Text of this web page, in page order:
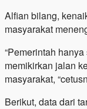
Alfian bilang,
masyarakat
“Pemerintah
memikirkan jalan
masyarakat,
Berikut, data dari